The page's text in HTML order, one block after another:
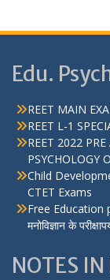
Edu.
REET MAIN
REET L-1
REET 2022
PSYCHOLOGY
Child
CTET Exams
Free Education
मनोविज्ञान के
NOTES IN